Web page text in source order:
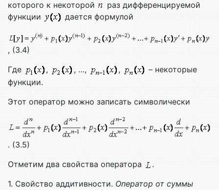
которого к некоторой
раз дифференцируемой
функции
дается формулой
, (3.4)
Где
, , …, ,
– некоторые
функции.
Этот оператор можно записать символически
. (3.5)
Отметим два свойства оператора
.
1. Свойство аддитивности. Оператор от суммы